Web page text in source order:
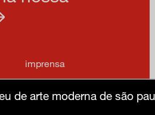
imprensa
contato
política de privacidade e
de arte moderna de são